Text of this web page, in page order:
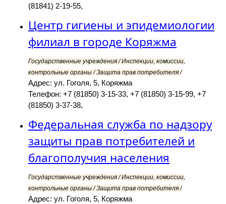
(81841) 2-19-55,
Центр гигиены и эпидемиологии
филиал в городе Коряжма
Государственные учреждения / Инспекции, комиссии,
контрольные органы / Защита прав потребителя /
Адрес: ул. Гоголя, 5, Коряжма
Телефон: +7 (81850) 3-15-33, +7 (81850) 3-15-99, +7
(81850) 3-37-38,
Федеральная служба по надзору
защиты прав потребителей и
благополучия населения
Государственные учреждения / Инспекции, комиссии,
контрольные органы / Защита прав потребителя /
Адрес: ул. Гоголя, 5, Коряжма